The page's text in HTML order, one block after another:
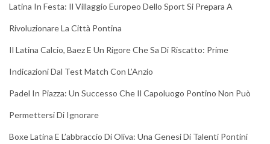
Latina In Festa: Il Villaggio Europeo Dello Sport Si Prepara A
Rivoluzionare La Città Pontina
Il Latina Calcio, Baez E Un Rigore Che Sa Di Riscatto: Prime
Indicazioni Dal Test Match Con L’Anzio
Padel In Piazza: Un Successo Che Il Capoluogo Pontino Non Può
Permettersi Di Ignorare
Boxe Latina E L’abbraccio Di Oliva: Una Genesi Di Talenti Pontini